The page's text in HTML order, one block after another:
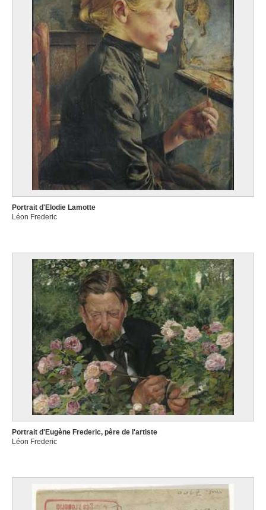
Portrait d'Elodie Lamotte
Léon Frederic
Portrait d'Eugène Frederic, père de l'artiste
Léon Frederic